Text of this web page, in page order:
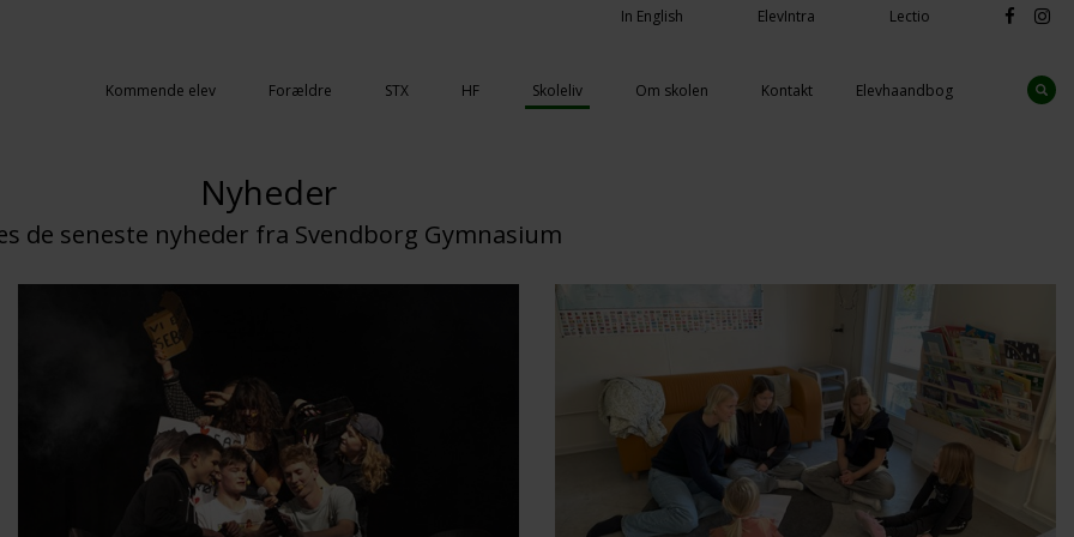
In English ElevIntra Lectio
Kommende elev Forældre STX HF Skoleliv Om skolen Kontakt Elevhaandbog
Nyheder
de seneste nyheder fra Svendborg Gymnasium